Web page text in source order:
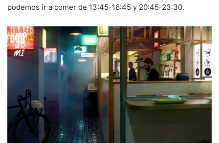
podemos ir a comer de 13:45-16:45 y 20:45-23:30.